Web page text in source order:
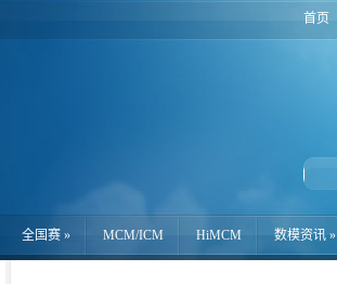
首页
全国赛 » MCM/ICM HiMCM 数模资讯 »